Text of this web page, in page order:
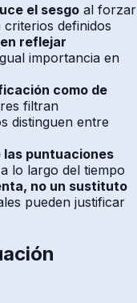
el sesgo al forzar
definidos
reflejar
importancia en
como de
filtran
distinguen entre
puntuaciones
lo largo del tiempo
no un sustituto
pueden justificar